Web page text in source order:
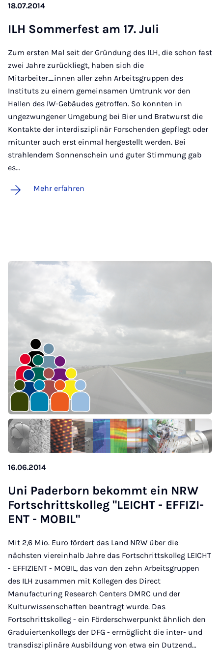
18.07.2014
ILH Som­mer­fest am 17. Ju­li
Zum ersten Mal seit der Gründung des ILH, die schon fast
zwei Jahre zurückliegt, haben sich die
Mitarbeiter_innen aller zehn Arbeitsgruppen des
Instituts zu einem gemeinsamen Umtrunk vor den
Hallen des IW-Gebäudes getroffen. So konnten in
ungezwungener Umgebung bei Bier und Bratwurst die
Kontakte der interdisziplinär Forschenden gepflegt oder
mitunter auch erst einmal hergestellt werden. Bei
strahlendem Sonnenschein und guter Stimmung gab
es…
Mehr erfahren
16.06.2014
Uni Pa­der­born be­kommt ein NRW
Fort­s­chritts­kol­leg "LEICHT - EF­FI­ZI­
ENT - MO­BIL"
Mit 2,6 Mio. Euro fördert das Land NRW über die
nächsten viereinhalb Jahre das Fortschrittskolleg LEICHT
- EFFIZIENT - MOBIL, das von den zehn Arbeitsgruppen
des ILH zusammen mit Kollegen des Direct
Manufacturing Research Centers DMRC und der
Kulturwissenschaften beantragt wurde. Das
Fortschrittskolleg - ein Förderschwerpunkt ähnlich den
Graduiertenkollegs der DFG - ermöglicht die inter- und
transdisziplinäre Ausbildung von etwa ein Dutzend…